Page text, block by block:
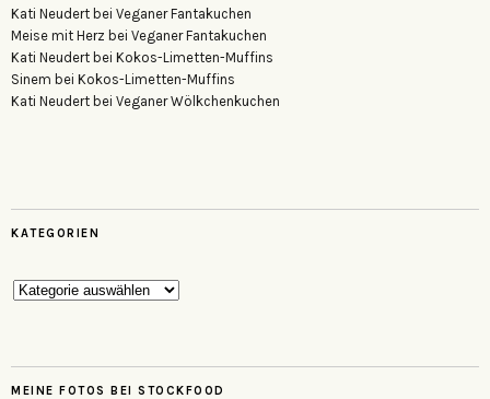
Kati Neudert bei Veganer Fantakuchen
Meise mit Herz bei Veganer Fantakuchen
Kati Neudert bei Kokos-Limetten-Muffins
Sinem bei Kokos-Limetten-Muffins
Kati Neudert bei Veganer Wölkchenkuchen
KATEGORIEN
Kategorien
MEINE FOTOS BEI STOCKFOOD